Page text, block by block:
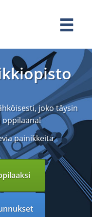
joko täysin
oppilaana!
painikkeita